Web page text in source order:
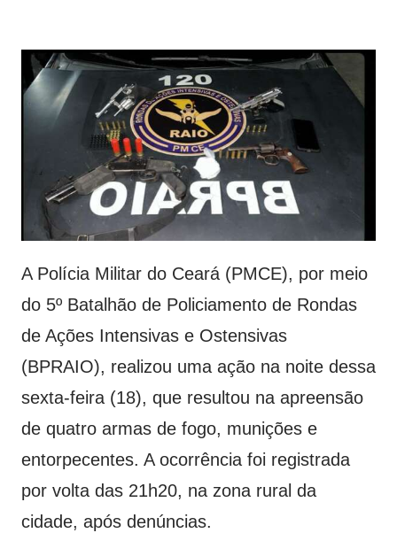
A Polícia Militar do Ceará (PMCE), por meio
do 5º Batalhão de Policiamento de Rondas
de Ações Intensivas e Ostensivas
(BPRAIO), realizou uma ação na noite dessa
sexta-feira (18), que resultou na apreensão
de quatro armas de fogo, munições e
entorpecentes. A ocorrência foi registrada
por volta das 21h20, na zona rural da
cidade, após denúncias.